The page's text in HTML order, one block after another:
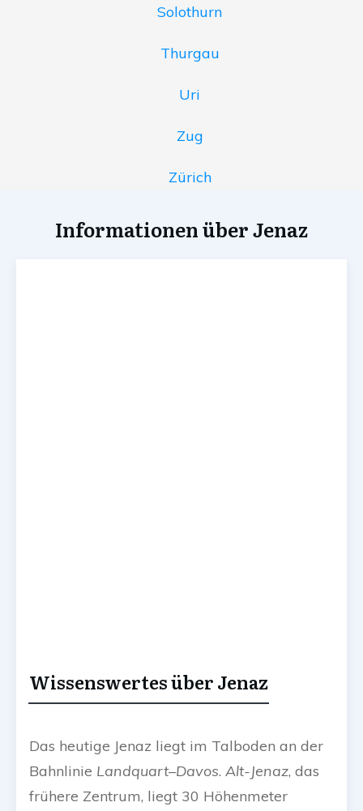
Solothurn
Thurgau
Uri
Zug
Zürich
Informationen über Jenaz
Wissenswertes über Jenaz
Das heutige Jenaz liegt im Talboden an der
Bahnlinie Landquart–Davos. Alt-Jenaz, das
frühere Zentrum, liegt 30 Höhenmeter